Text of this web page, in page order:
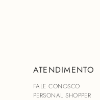
ATENDIMENTO
FALE CONOSCO
PERSONAL SHOPPER